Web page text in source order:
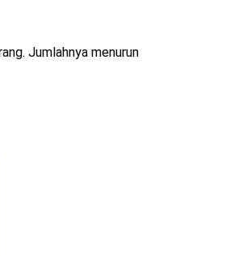
Jumlahnya menurun